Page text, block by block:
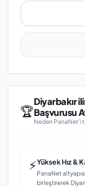
🏆
Diyarbakır
Başvurusu
Neden PanaNet'i
⚡Yüksek Hız &
PanaNet
birleştirerek